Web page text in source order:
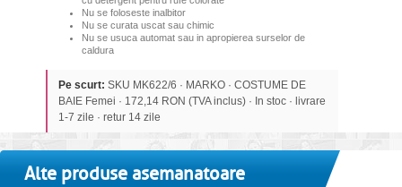
Nu se foloseste inalbitor
Nu se curata uscat sau chimic
Nu se usuca automat sau in apropierea surselor de
caldura
Pe scurt: SKU MK622/6 · MARKO · COSTUME DE
BAIE Femei · 172,14 RON (TVA inclus) · In stoc · livrare
1-7 zile · retur 14 zile
Alte produse asemanatoare